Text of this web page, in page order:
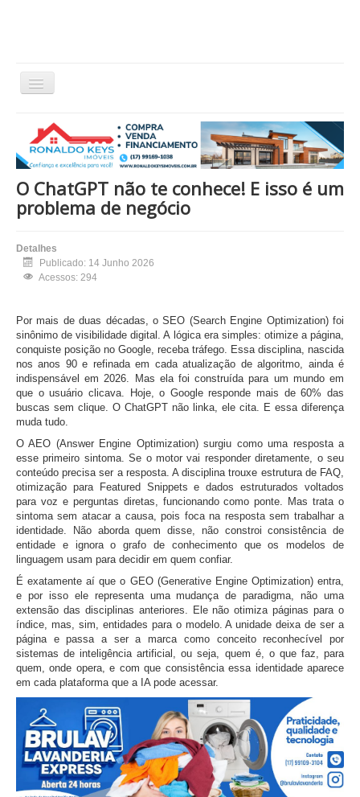
Alternar
Home Cultura Economia Educação
Esportes Eventos Filmes em Cartaz Região
Política Saúde Tecnologia Cinema / Série / TV
Nacional / Mundo Vida / Estilo Artigo / Coluna
O ChatGPT não te conhece! E isso é um
problema de negócio
Detalhes
Publicado: 14 Junho 2026
Acessos: 294
Por mais de duas décadas, o SEO (Search Engine Optimization) foi
sinônimo de visibilidade digital. A lógica era simples: otimize a página,
conquiste posição no Google, receba tráfego. Essa disciplina, nascida
nos anos 90 e refinada em cada atualização de algoritmo, ainda é
indispensável em 2026. Mas ela foi construída para um mundo em
que o usuário clicava. Hoje, o Google responde mais de 60% das
buscas sem clique. O ChatGPT não linka, ele cita. E essa diferença
muda tudo.
O AEO (Answer Engine Optimization) surgiu como uma resposta a
esse primeiro sintoma. Se o motor vai responder diretamente, o seu
conteúdo precisa ser a resposta. A disciplina trouxe estrutura de FAQ,
otimização para Featured Snippets e dados estruturados voltados
para voz e perguntas diretas, funcionando como ponte. Mas trata o
sintoma sem atacar a causa, pois foca na resposta sem trabalhar a
identidade. Não aborda quem disse, não constroi consistência de
entidade e ignora o grafo de conhecimento que os modelos de
linguagem usam para decidir em quem confiar.
É exatamente aí que o GEO (Generative Engine Optimization) entra,
e por isso ele representa uma mudança de paradigma, não uma
extensão das disciplinas anteriores. Ele não otimiza páginas para o
índice, mas, sim, entidades para o modelo. A unidade deixa de ser a
página e passa a ser a marca como conceito reconhecível por
sistemas de inteligência artificial, ou seja, quem é, o que faz, para
quem, onde opera, e com que consistência essa identidade aparece
em cada plataforma que a IA pode acessar.